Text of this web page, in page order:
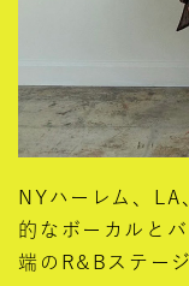
NYハーレム、LA
的なボーカルと
端のR&Bステージ